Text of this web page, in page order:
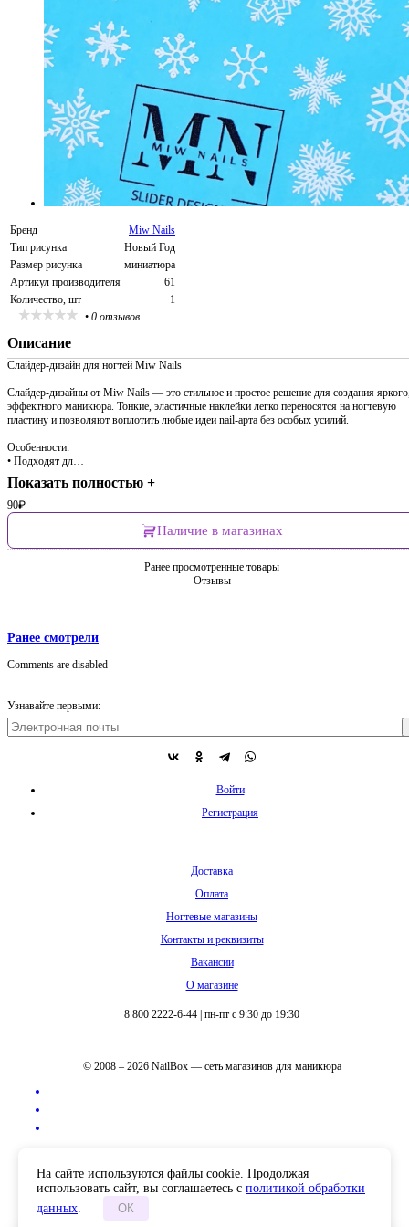
Бренд
Miw Nails
Тип рисунка
Новый Год
Размер рисунка
миниатюра
Артикул производителя
61
Количество, шт
1
• 0 отзывов
Описание
Слайдер-дизайн для ногтей Miw Nails
Слайдер-дизайны от Miw Nails — это стильное и простое решение для создания
эффектного маникюра. Тонкие, эластичные наклейки легко переносятся на ногтевую
пластину и позволяют воплотить любые идеи nail-арта без особых усилий.
Особенности:
• Подходят дл…
Показать полностью +
90₽
Наличие в магазинах
Ранее просмотренные товары
Отзывы
Ранее смотрели
Comments are disabled
Узнавайте первыми:
Войти
Регистрация
Доставка
Оплата
Ногтевые магазины
Контакты и реквизиты
Вакансии
О магазине
8 800 2222-6-44 пн-пт с 9:30 до 19:30
© 2008 – 2026 NailBox — сеть магазинов для маникюра
На сайте используются файлы cookie. Продолжая
использовать сайт, вы соглашаетесь с политикой обработки
данных. ОК